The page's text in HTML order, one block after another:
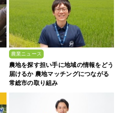
農業ニュース
農地を探す担い手に地域の情報をどう
届けるか 農地マッチングにつながる
常総市の取り組み